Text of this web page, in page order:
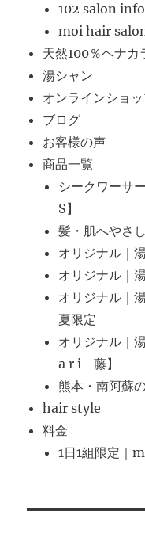
102 salon info
moi hair salon
天然100％ヘナカ
湯シャン
オンラインショ
ブログ
お客様の声
商品一覧
シークワーサ
S】
髪・肌へやさ
オリジナル｜
オリジナル｜
オリジナル｜
夏限定
オリジナル｜
a r i 藤】
熊本・南阿蘇
hair style
料金
1日1組限定｜